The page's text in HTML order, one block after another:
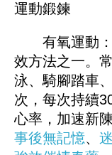
運動鍛鍊
有氧運動：
效方法之一。
泳、騎腳踏車
次，每次持續
心率，加速新
事後無記憶、